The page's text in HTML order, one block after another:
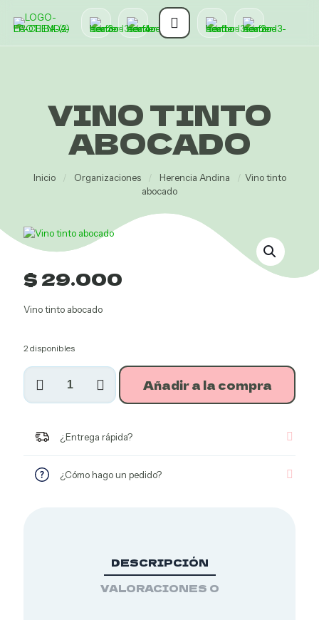
VINO TINTO
ABOCADO
Inicio / Organizaciones / Herencia Andina / Vino tinto
abocado
$ 29.000
Vino tinto abocado
2 disponibles
Vino
abocado
Añadir a la compra
¿Entrega rápida?
¿Cómo hago un pedido?
DESCRIPCIÓN
VALORACIONES 0
Agroecológicos